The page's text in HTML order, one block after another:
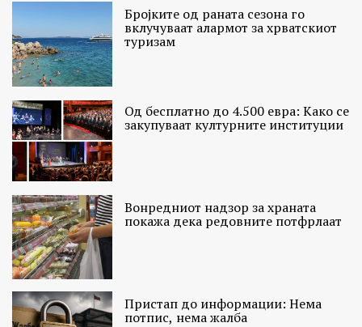
Бројките од раната сезона го
вклучуваат алармот за хрватскиот
туризам
Од бесплатно до 4.500 евра: Како се
закупуваат културните институции
Вонредниот надзор за храната
покажа дека редовните потфрлаат
Пристап до информации: Нема
потпис, нема жалба